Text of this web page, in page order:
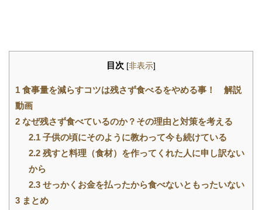
目次 [非表示]
1 食事量を減らすコツは残さず食べるをやめる事！ 解説
動画
2 なぜ残さず食べているのか？その理由と対策を考える
2.1子供の頃にそのように教わって今も続けている
2.2残すと料理（食材）を作ってくれた人に申し訳ない
から
2.3せっかくお金を払ったから食べないともったいない
3 まとめ